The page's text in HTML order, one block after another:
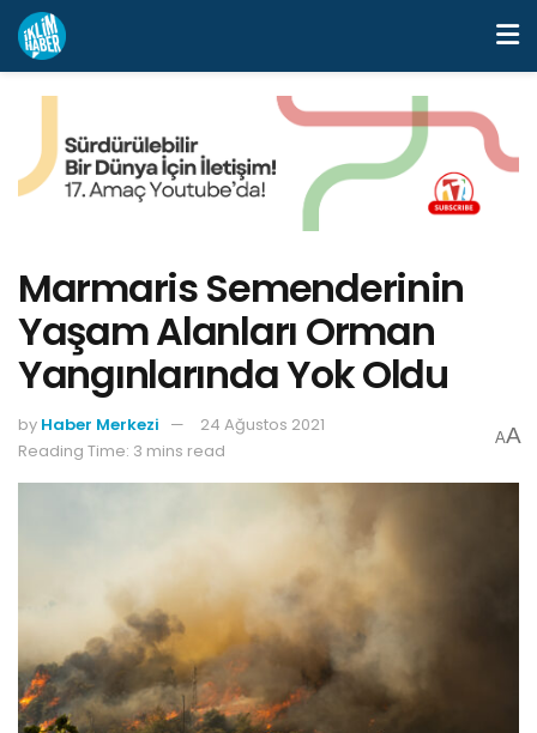
Marmaris Semenderinin
Yaşam Alanları Orman
Yangınlarında Yok Oldu
by Haber Merkezi
24 Ağustos 2021
Reading Time: 3 mins read
AA